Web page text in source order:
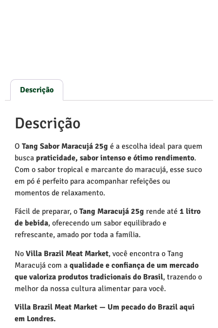
Descrição
Descrição
O Tang Sabor Maracujá 25g é a escolha ideal para quem
busca praticidade, sabor intenso e ótimo rendimento.
Com o sabor tropical e marcante do maracujá, esse suco
em pó é perfeito para acompanhar refeições ou
momentos de relaxamento.
Fácil de preparar, o Tang Maracujá 25g rende até 1 litro
de bebida, oferecendo um sabor equilibrado e
refrescante, amado por toda a família.
No Villa Brazil Meat Market, você encontra o Tang
Maracujá com a qualidade e confiança de um mercado
que valoriza produtos tradicionais do Brasil, trazendo o
melhor da nossa cultura alimentar para você.
Villa Brazil Meat Market — Um pecado do Brazil aqui
em Londres.